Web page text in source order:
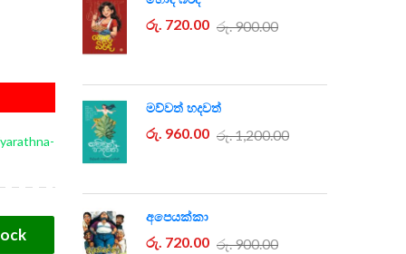
රු. 720.00 රු. 900.00
මව්වත් හදවත්
රු. 960.00 රු. 1,200.00
අපෙයක්කා
රු. 720.00 රු. 900.00